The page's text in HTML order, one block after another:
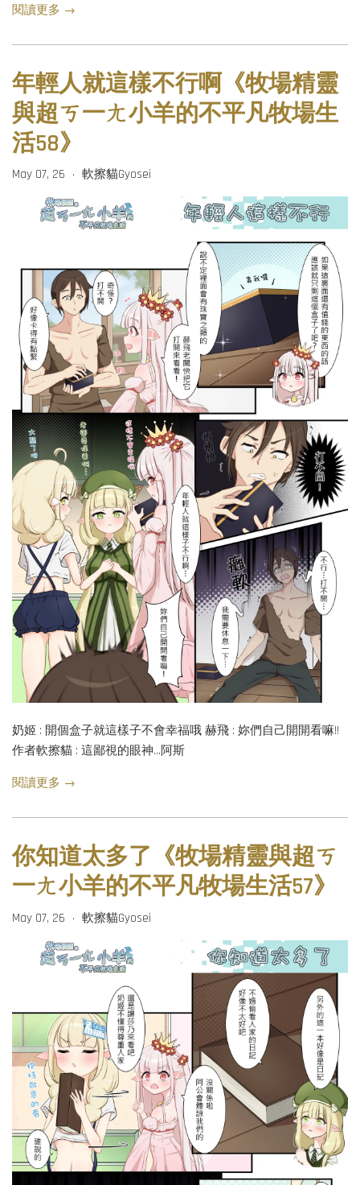
閱讀更多 →
年輕人就這樣不行啊《牧場精靈
與超ㄎ一ㄤ小羊的不平凡牧場生
活58》
May 07, 26 • 軟擦貓Gyosei
奶姬 : 開個盒子就這樣子不會幸福哦 赫飛 : 妳們自己開開看嘛!!
作者軟擦貓 : 這鄙視的眼神...阿斯
閱讀更多 →
你知道太多了《牧場精靈與超ㄎ
一ㄤ小羊的不平凡牧場生活57》
May 07, 26 • 軟擦貓Gyosei